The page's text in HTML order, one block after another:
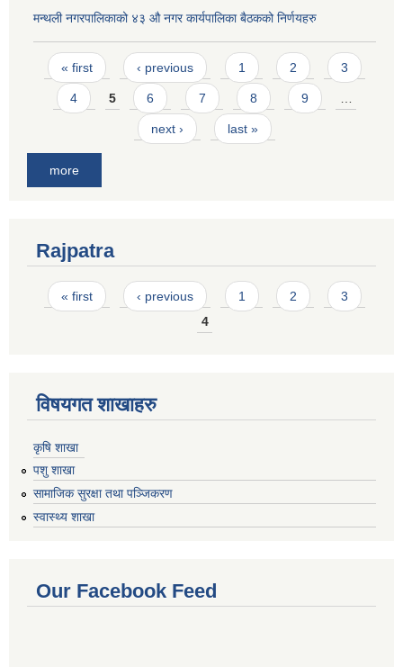
मन्थली नगरपालिकाको ४३ औ नगर कार्यपालिका बैठकको निर्णयहरु
Pages
« first ‹ previous 1 2 3
4 5 6 7 8 9
next › last »
more
Rajpatra
Pages
« first ‹ previous 1 2
3
4
विषयगत शाखाहरु
कृषि शाखा
पशु शाखा
सामाजिक सुरक्षा तथा पञ्जिकरण
स्वास्थ्य शाखा
Our Facebook Feed